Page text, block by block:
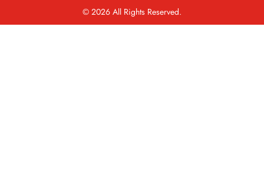
© 2026 All Rights Reserved.